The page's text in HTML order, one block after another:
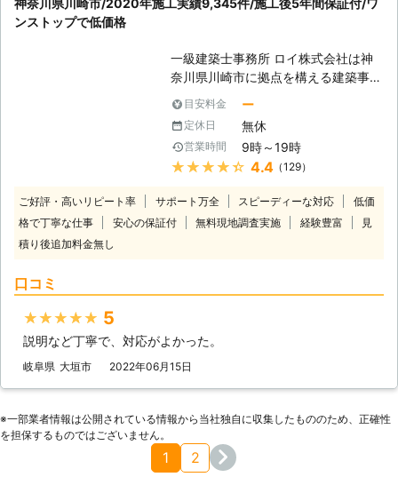
ペシャリストです。安心してお任せく
除をしていた』 『床がブカブカして
が一度もシロアリの点検をしていな
い』 etc... シロアリでお困りでしたら
私たちにご相談ください。 アフター
ケアーも万全でお客様のご要望に沿っ
たサポートを行います。
ンストップで低価格
一級建築士事務所 ロイ株式会社は神
奈川県川崎市に拠点を構える建築事務
所です。 リフォームを手掛ける傍
ら、害獣や害虫などの駆除作業にも対
応しております。 中でもシロアリ駆
除は、 ①5年間の保証付き ②作業中
に周辺を汚さぬよう養生を徹底！ ③
ラン※セットならではの特別価格 この
ように弊社ならではの特別サービスで
せください。 ■全国対応！お電話一
直営店・協力店を含め、全国に対応し
ば、当日もしくは翌日に無料調査に伺
います。 また年中無休で対応してい
るため、土日祝日などお客様のご都合
一を心がけてシロアリ駆除をおこない
ますので、お困りの際は何時でもご相
目安料金 ー
定休日 無休
営業時間 9時～19時
★★★★★ 4.4（129）
ご好評・高いリピート率 サポート万全 スピーディーな対応
低価
格で丁寧な仕事
安心の保証付 無料現地調査実施 経験豊富
見
積り後追加料金無し
口コミ
★★★★★ 5
説明など丁寧で、対応がよかった。
岐阜県 大垣市 2022年06月15日
※⼀部業者情報は公開されている情報から当社独⾃に収集したもののため、正確性
を担保するものではございません。
1 2